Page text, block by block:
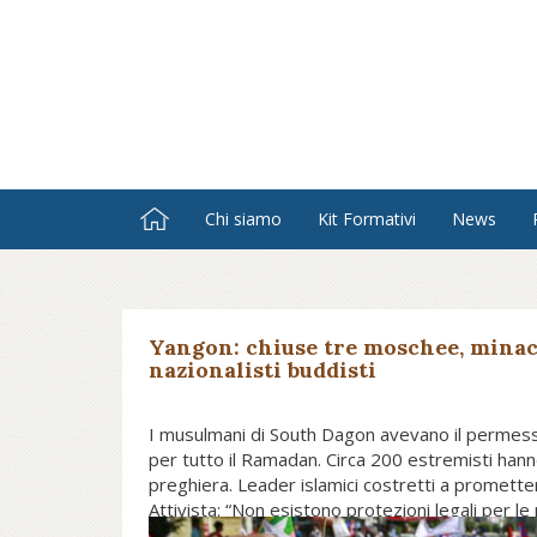
Chi siamo Kit Formativi News
Yangon: chiuse tre moschee,
nazionalisti buddisti
I musulmani di South Dagon avevano il
per tutto il Ramadan. Circa 200 estremisti
preghiera. Leader islamici costretti a
Attivista: “Non esistono protezioni legali per le